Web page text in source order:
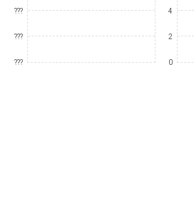
???
???
???
4
2
0